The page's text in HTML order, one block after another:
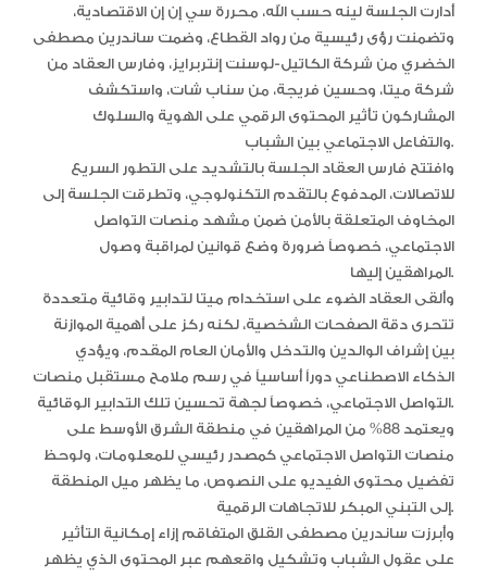
أدارت الجلسة لينه حسب الله، محررة سي إن إن الاقتصادية،
وتضمنت رؤى رئيسية من رواد القطاع، وضمت ساندرين مصطفى
الخضري من شركة الكاتيل-لوسنت إنتربرايز، وفارس العقاد من
شركة ميتا، وحسين فريجة، من سناب شات، واستكشف
المشاركون تأثير المحتوى الرقمي على الهوية والسلوك
والتفاعل الاجتماعي بين الشباب.
وافتتح فارس العقاد الجلسة بالتشديد على التطور السريع
للاتصالات، المدفوع بالتقدم التكنولوجي، وتطرقت الجلسة إلى
المخاوف المتعلقة بالأمن ضمن مشهد منصات التواصل
الاجتماعي، خصوصاً ضرورة وضع قوانين لمراقبة وصول
المراهقين إليها.
وألقى العقاد الضوء على استخدام ميتا لتدابير وقائية متعددة
تتحرى دقة الصفحات الشخصية، لكنه ركز على أهمية الموازنة
بين إشراف الوالدين والتدخل والأمان العام المقدم، ويؤدي
الذكاء الاصطناعي دوراً أساسياً في رسم ملامح مستقبل منصات
التواصل الاجتماعي، خصوصاً لجهة تحسين تلك التدابير الوقائية.
ويعتمد 88% من المراهقين في منطقة الشرق الأوسط على
منصات التواصل الاجتماعي كمصدر رئيسي للمعلومات، ولوحظ
تفضيل محتوى الفيديو على النصوص، ما يظهر ميل المنطقة
إلى التبني المبكر للاتجاهات الرقمية.
وأبرزت ساندرين مصطفى القلق المتفاقم إزاء إمكانية التأثير
على عقول الشباب وتشكيل واقعهم عبر المحتوى الذي يظهر